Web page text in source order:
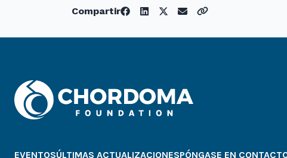
Compartir
EVENTOSÚLTIMAS ACTUALIZACIONESPÓNGASE EN